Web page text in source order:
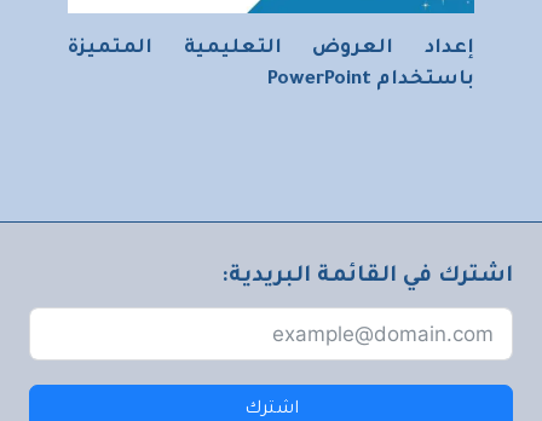
إعداد العروض التعليمية المتميزة
باستخدام PowerPoint
اشترك في القائمة البريدية:
اشترك